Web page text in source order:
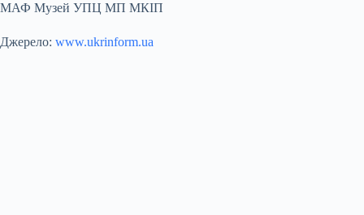
МАФ Музей УПЦ МП МКІП
Джерело: www.ukrinform.ua